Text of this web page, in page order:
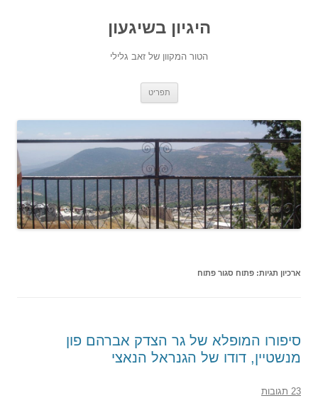
היגיון בשיגעון
הטור המקוון של זאב גלילי
תפריט
ארכיון תגיות: פתוח סגור פתוח
סיפורו המופלא של גר הצדק אברהם פון
מנשטיין, דודו של הגנראל הנאצי
23 תגובות